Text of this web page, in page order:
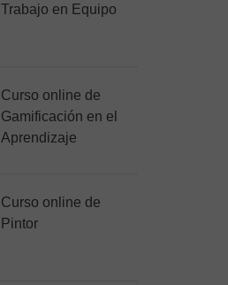
Trabajo en Equipo
Curso online de
Gamificación en el
Aprendizaje
Curso online de
Pintor